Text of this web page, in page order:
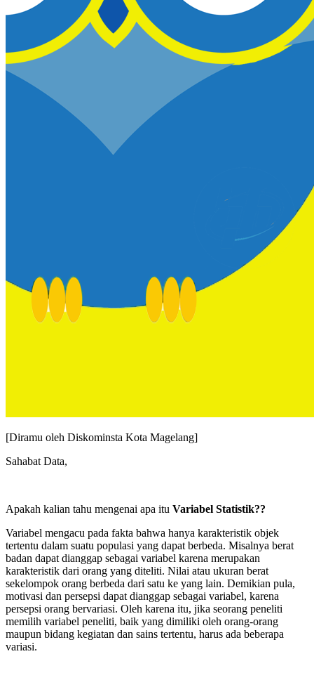
[Diramu oleh Diskominsta Kota Magelang]
Sahabat Data,
Apakah kalian tahu mengenai apa itu Variabel Statistik??
Variabel mengacu pada fakta bahwa hanya karakteristik objek
tertentu dalam suatu populasi yang dapat berbeda. Misalnya berat
badan dapat dianggap sebagai variabel karena merupakan
karakteristik dari orang yang diteliti. Nilai atau ukuran berat
sekelompok orang berbeda dari satu ke yang lain. Demikian pula,
motivasi dan persepsi dapat dianggap sebagai variabel, karena
persepsi orang bervariasi. Oleh karena itu, jika seorang peneliti
memilih variabel peneliti, baik yang dimiliki oleh orang-orang
maupun bidang kegiatan dan sains tertentu, harus ada beberapa
variasi.